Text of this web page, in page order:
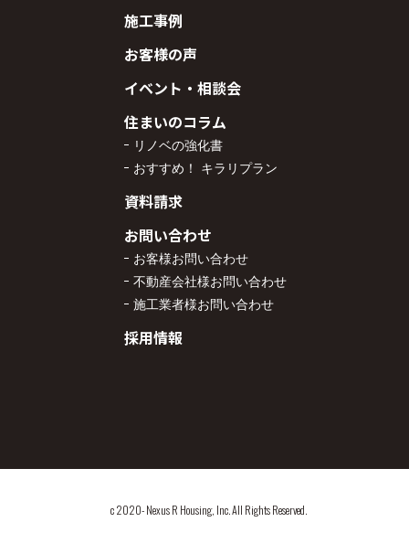
施工事例
お客様の声
イベント・相談会
住まいのコラム
リノベの強化書
おすすめ！ キラリプラン
資料請求
お問い合わせ
お客様お問い合わせ
不動産会社様お問い合わせ
施工業者様お問い合わせ
採用情報
c 2020- Nexus R Housing, Inc. All Rights Reserved.